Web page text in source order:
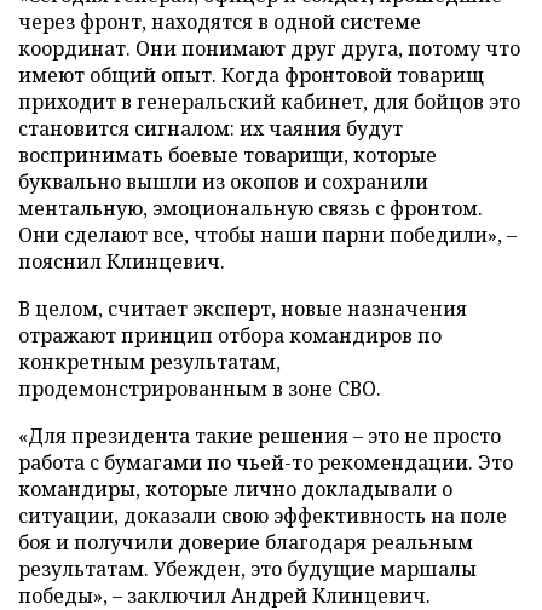
через фронт, находятся в одной системе
координат. Они понимают друг друга, потому что
имеют общий опыт. Когда фронтовой товарищ
приходит в генеральский кабинет, для бойцов это
становится сигналом: их чаяния будут
воспринимать боевые товарищи, которые
буквально вышли из окопов и сохранили
ментальную, эмоциональную связь с фронтом.
Они сделают все, чтобы наши парни победили», –
пояснил Клинцевич.
В целом, считает эксперт, новые назначения
отражают принцип отбора командиров по
конкретным результатам,
продемонстрированным в зоне СВО.
«Для президента такие решения – это не просто
работа с бумагами по чьей-то рекомендации. Это
командиры, которые лично докладывали о
ситуации, доказали свою эффективность на поле
боя и получили доверие благодаря реальным
результатам. Убежден, это будущие маршалы
победы», – заключил Андрей Клинцевич.